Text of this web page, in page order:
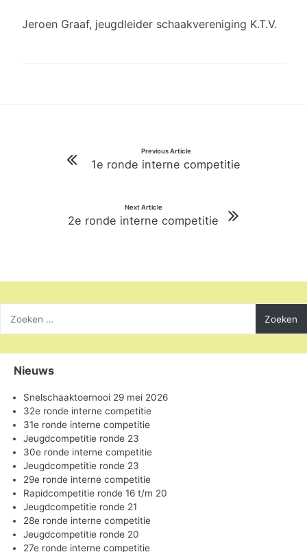
Jeroen Graaf, jeugdleider schaakvereniging K.T.V.
navigatie
Previous Article
1e ronde interne competitie
Next Article
2e ronde interne competitie
naar:
Nieuws
Snelschaaktoernooi 29 mei 2026
32e ronde interne competitie
31e ronde interne competitie
Jeugdcompetitie ronde 23
30e ronde interne competitie
Jeugdcompetitie ronde 23
29e ronde interne competitie
Rapidcompetitie ronde 16 t/m 20
Jeugdcompetitie ronde 21
28e ronde interne competitie
Jeugdcompetitie ronde 20
27e ronde interne competitie